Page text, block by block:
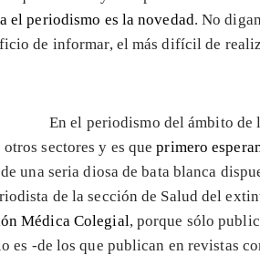
el periodismo es la novedad. No
de informar, el más difícil de
En el periodismo del ámbito de
sectores y es queprimero
una seria diosa de bata blanca
de la sección de Salud del
Médica Colegial, porque sólo
es -de los que publican en revistas